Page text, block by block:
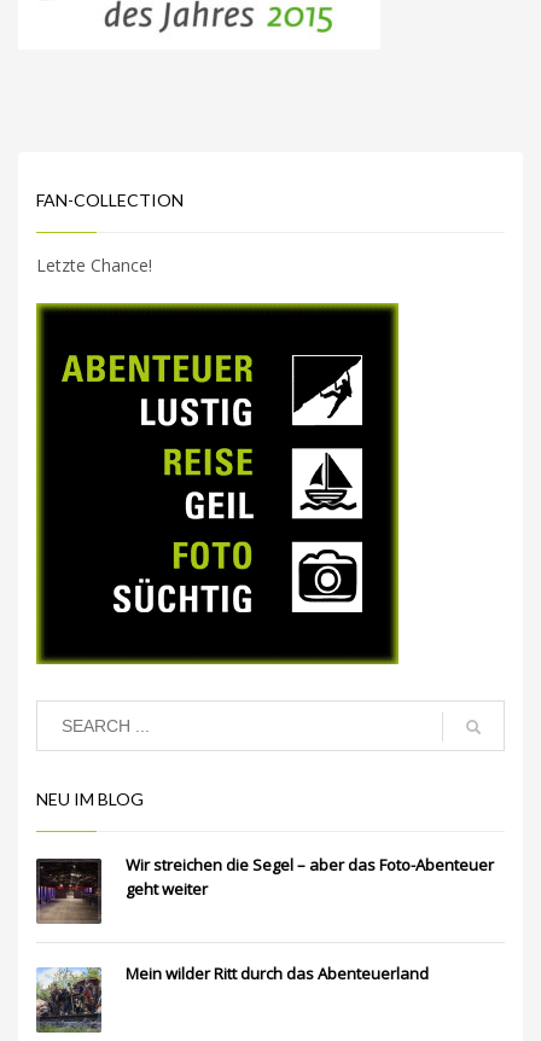
FAN-COLLECTION
Letzte Chance!
NEU IM BLOG
Wir streichen die Segel – aber das Foto-Abenteuer
geht weiter
Mein wilder Ritt durch das Abenteuerland